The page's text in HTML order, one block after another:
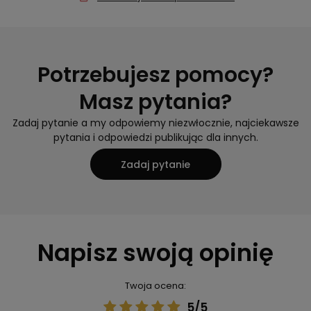
Potrzebujesz pomocy?
Masz pytania?
Zadaj pytanie a my odpowiemy niezwłocznie, najciekawsze
pytania i odpowiedzi publikując dla innych.
Zadaj pytanie
Napisz swoją opinię
Twoja ocena:
5/5